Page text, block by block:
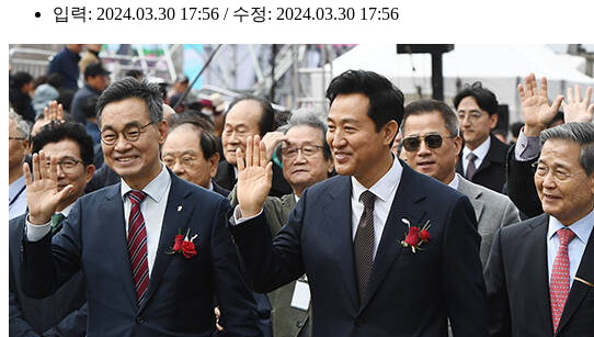
입력: 2024.03.30 17:56 / 수정: 2024.03.30 17:56